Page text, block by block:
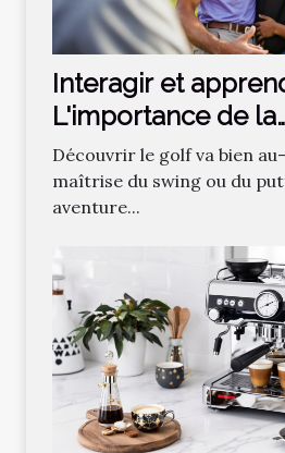
Interagir et
L'importance de la
communauté dans
l'apprentissage
Découvrir le golf va bien
maîtrise du swing ou du
aventure...